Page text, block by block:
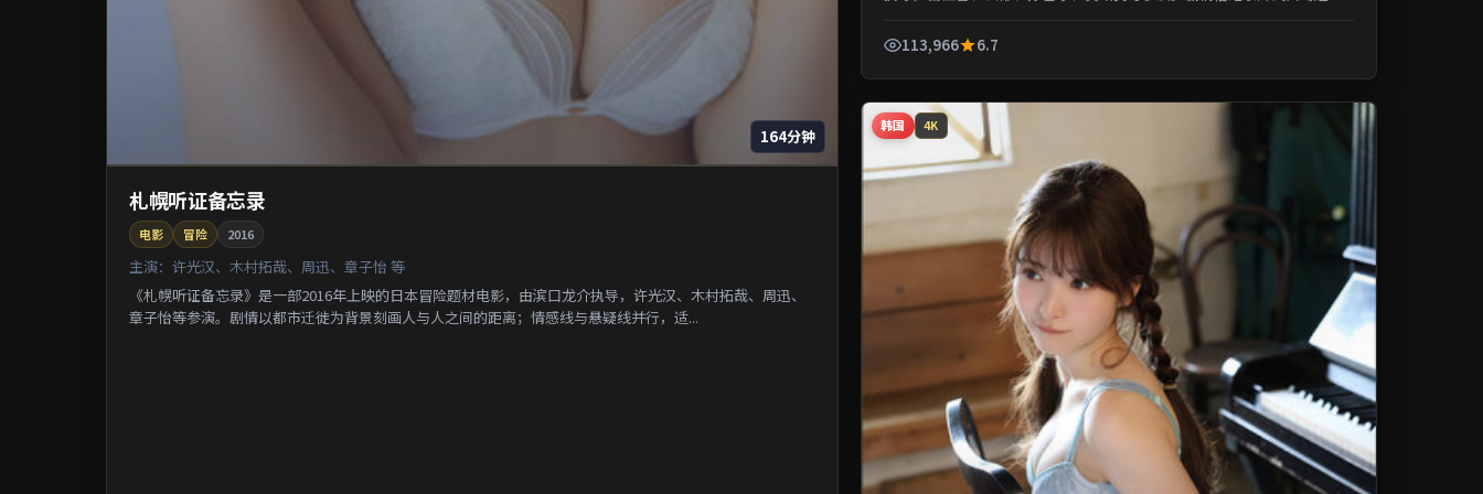
164分钟
札幌听证备忘录
电影 冒险 2016
主演： 许光汉、木村拓哉、周迅、章子怡 等
《札幌听证备忘录》是一部2016年上映的日本冒险题材电影，由滨口龙介执导，许光汉、木村拓哉、周迅、
章子怡等参演。剧情以都市迁徙为背景刻画人与人之间的距离；情感线与悬疑线并行，适...
113,966
6.7
韩国 4K